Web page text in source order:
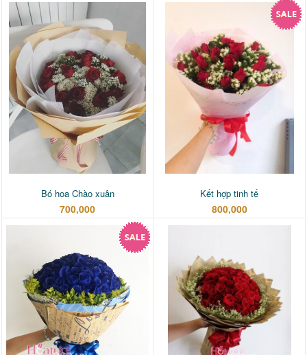
Bó hoa Chào xuân
700,000
Kết hợp tinh tế
800,000